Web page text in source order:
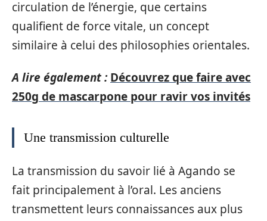
circulation de l’énergie, que certains
qualifient de force vitale, un concept
similaire à celui des philosophies orientales.
A lire également : Découvrez que faire avec
250g de mascarpone pour ravir vos invités
Une transmission culturelle
La transmission du savoir lié à Agando se
fait principalement à l’oral. Les anciens
transmettent leurs connaissances aux plus